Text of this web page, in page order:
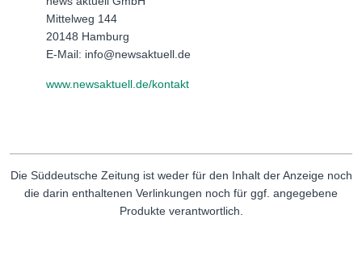
Mittelweg 144
20148 Hamburg
E-Mail: info@newsaktuell.de
www.newsaktuell.de/kontakt
Die Süddeutsche Zeitung ist weder für den Inhalt der Anzeige noch
die darin enthaltenen Verlinkungen noch für ggf. angegebene
Produkte verantwortlich.